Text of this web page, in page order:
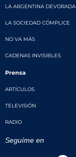
LA ARGENTINA DEVORADA
LA SOCIEDAD CÓMPLICE
NO VA MÁS
CADENAS INVISIBLES
Prensa
ARTÍCULOS
TELEVISIÓN
RADIO
Seguíme en